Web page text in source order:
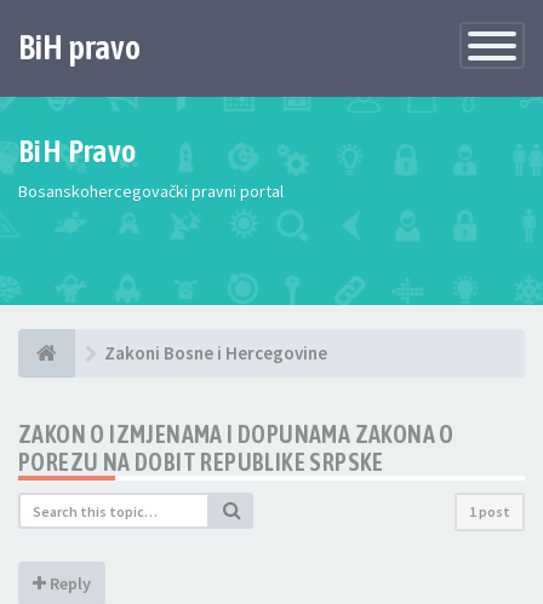
Toggle
BiH pravo
BiH Pravo
Bosanskohercegovački pravni portal
Zakoni Bosne i Hercegovine
ZAKON O IZMJENAMA I DOPUNAMA ZAKONA O
POREZU NA DOBIT REPUBLIKE SRPSKE
1 post
Reply